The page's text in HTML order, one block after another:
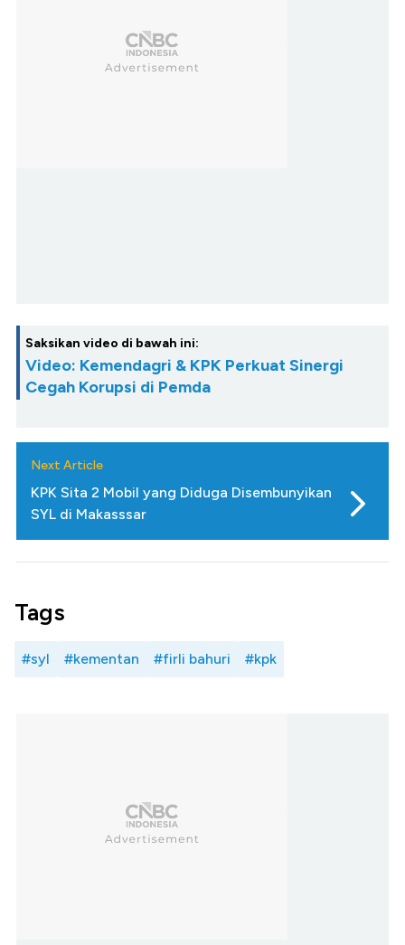
Saksikan video di bawah ini:
Video: Kemendagri & KPK Perkuat Sinergi
Cegah Korupsi di Pemda
Next Article
KPK Sita 2 Mobil yang Diduga Disembunyikan
SYL di Makasssar
Tags
#syl #kementan #firli bahuri #kpk